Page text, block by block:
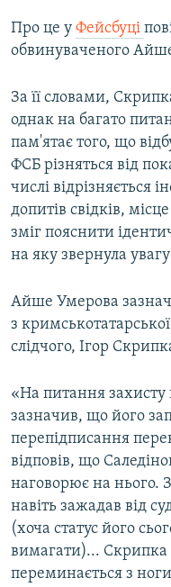
Про це у Фейсбуці
обвинуваченого
За її словами,
однак на багато
пам'ятає того, що
ФСБ різняться від
числі відрізняється
допитів свідків,
зміг пояснити
на яку звернула
Айше Умерова
з
слідчого, Ігор
«На питання
зазначив, що його
перепідписання
відповів, що
наговорює на нього.
навіть зажадав від
(хоча статус його
вимагати)... Скрипка
переминається з